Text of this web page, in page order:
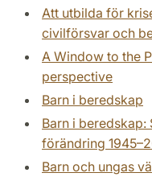
Att utbilda för
civilförsvar och
A Window to the
perspective
Barn i beredskap
Barn i
förändring
Barn och ungas